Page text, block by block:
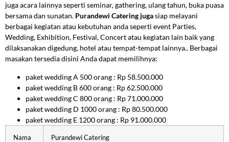
juga acara lainnya seperti seminar, gathering, ulang tahun, buka puasa
bersama dan sunatan. Purandewi Catering jugasiap melayani
berbagai kegiatan atau kebutuhan anda seperti event Parties,
Wedding, Exhibition, Festival, Concert atau kegiatan lain baik yang
dilaksanakan digedung, hotel atau tempat-tempat lainnya.. Berbagai
masakan tersedia disini Anda dapat memilihnya:
paket wedding A 500 orang : Rp 58.500.000
paket wedding B 600 orang : Rp 62.500.000
paket wedding C 800 orang : Rp 71.000.000
paket wedding D 1000 orang : Rp 80.500.000
paket wedding E 1200 orang : Rp 91.000.000
Nama
Purandewi Catering